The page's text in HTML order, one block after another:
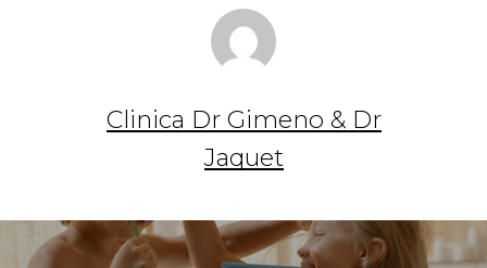
Clinica Dr Gimeno & Dr
Jaquet